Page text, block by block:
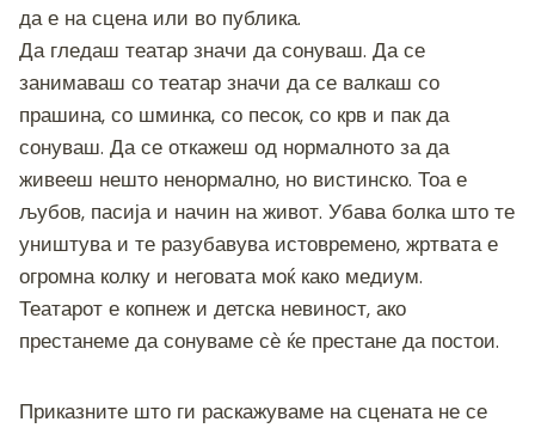
да е на сцена или во публика.
Да гледаш театар значи да сонуваш. Да се
занимаваш со театар значи да се валкаш со
прашина, со шминка, со песок, со крв и пак да
сонуваш. Да се откажеш од нормалното за да
живееш нешто ненормално, но вистинско. Тоа е
љубов, пасија и начин на живот. Убава болка што те
уништува и те разубавува истовремено, жртвата е
огромна колку и неговата моќ како медиум.
Театарот е копнеж и детска невиност, ако
престанеме да сонуваме сѐ ќе престане да постои.
Приказните што ги раскажуваме на сцената не се